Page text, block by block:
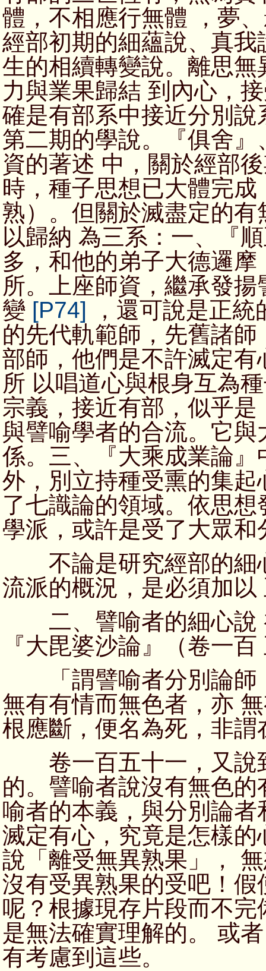
體，不相應行無體 ，夢
經部初期的細蘊說、真
生的相續轉變說。離思
力與業果歸結 到內心，
確是有部系中接近分別
第二期的學說。『俱舍
資的著述 中，關於經部
時，種子思想已大體完
熟）。但關於滅盡定的
以歸納 為三系：一、『
多，和他的弟子大德邏
所。上座師資，繼承發
變 [P74] ，還可說是正
的先代軌範師，先舊諸
部師，他們是不許滅定
所 以唱道心與根身互為
宗義，接近有部，似乎
與譬喻學者的合流。它
係。三、『大乘成業論
外，別立持種受熏的集
了七識論的領域。依思
學派，或許是受了大眾
不論是研究經部的細
流派的概況，是必須加以
二、譬喻者的細心說
『大毘婆沙論』（卷一
「謂譬喻者分別論師
無有有情而無色者，亦
根應斷，便名為死，非
卷一百五十一，又說
的。譬喻者說沒有無色
喻者的本義，與分別論
滅定有心，究竟是怎樣
說「離受無異熟果」，
沒有受異熟果的受吧！
呢？根據現存片段而不
是無法確實理解的。 或
有考慮到這些。